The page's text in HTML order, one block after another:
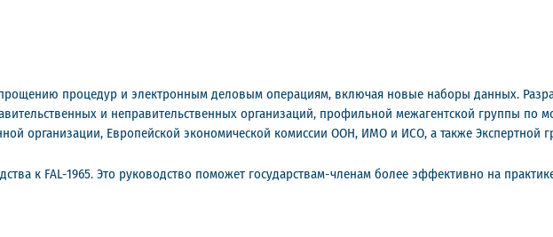
процедур и электронным деловым операциям, включая новые наборы данных.
и неправительственных организаций, профильной межагентской группы по
организации, Европейской экономической комиссии ООН, ИМО и ИСО, а также Экспертной
к FAL-1965. Это руководство поможет государствам-членам более эффективно на